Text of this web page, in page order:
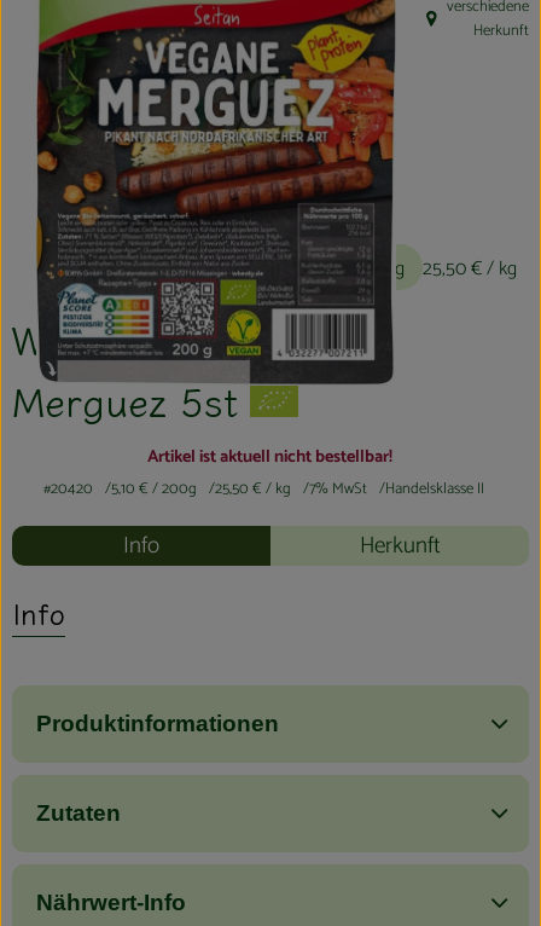
Kühltheke
Aktionen & Neues
Naturkost
Getränke
Haushaltswaren
So geht´s
Hofladen
Über uns
Aktuelles
Veranstaltungen
WHEATY Veganwurst
Merguez 5st
5,10 €/ 200g 25,50 €/ kg
, Herkunft:
verschiedene
Herkunft
Artikel ist aktuell nicht bestellbar!
#20420 5,10 €/ 200g 25,50 €/ kg 7% MwSt Handelsklasse II
Info Herkunft
Info
Produktinformationen
Zutaten
Nährwert-Info